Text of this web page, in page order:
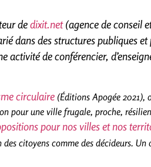
dedixit.net(agence de conseil
dans des structures publiques
activité de conférencier,
circulaire (Éditions Apogée 2021),
pour une ville frugale, proche,
pour nos villes et nos
citoyens comme des décideurs.